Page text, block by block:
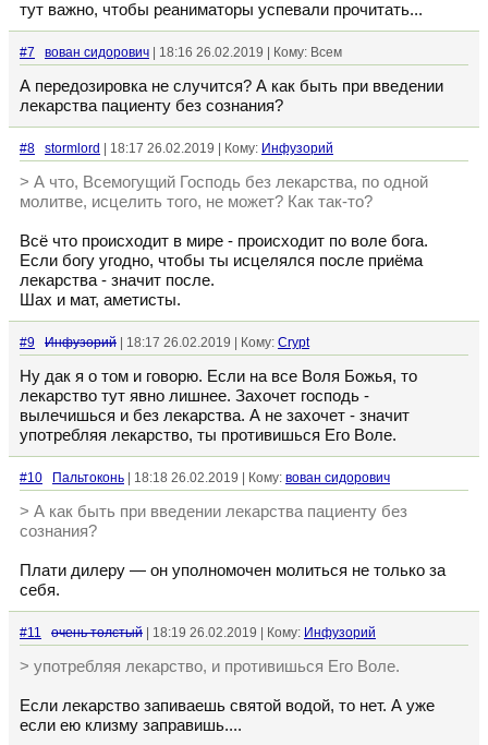
тут важно, чтобы реаниматоры успевали прочитать...
#7 вован сидорович | 18:16 26.02.2019 | Кому: Всем
А передозировка не случится? А как быть при введении
лекарства пациенту без сознания?
#8 stormlord | 18:17 26.02.2019 | Кому: Инфузорий
> А что, Всемогущий Господь без лекарства, по одной
молитве, исцелить того, не может? Как так-то?
Всё что происходит в мире - происходит по воле бога.
Если богу угодно, чтобы ты исцелялся после приёма
лекарства - значит после.
Шах и мат, аметисты.
#9 Инфузорий | 18:17 26.02.2019 | Кому: Crypt
Ну дак я о том и говорю. Если на все Воля Божья, то
лекарство тут явно лишнее. Захочет господь -
вылечишься и без лекарства. А не захочет - значит
употребляя лекарство, ты противишься Его Воле.
#10 Пальтоконь | 18:18 26.02.2019 | Кому: вован сидорович
> А как быть при введении лекарства пациенту без
сознания?
Плати дилеру — он уполномочен молиться не только за
себя.
#11 очень толстый | 18:19 26.02.2019 | Кому: Инфузорий
> употребляя лекарство, и противишься Его Воле.
Если лекарство запиваешь святой водой, то нет. А уже
если ею клизму заправишь....